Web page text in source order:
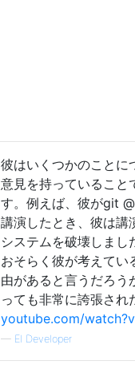
彼はいくつかのことに
意見を持っていること
す。例えば、彼がgit
講演したとき、彼は講
システムを破壊しまし
おそらく彼が考えてい
由があると言うだろう
っても非常に誇張され
youtube.com/
— El Developer